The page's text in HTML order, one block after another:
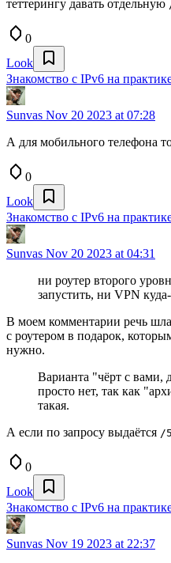
теттерингу давать отдельную
0
Look
Знакомство с IPv6 на
Sunvas Nov 20 2023 at 07:28
А для мобильного телефона
0
Look
Знакомство с IPv6 на
Sunvas Nov 20 2023 at 04:31
ни роутер второго
запустить, ни VPN
В моем комментарии речь
с роутером в подарок,
нужно.
Варианта "чёрт с вами,
просто нет, так как
такая.
А если по запросу выдаётся /
0
Look
Знакомство с IPv6 на
Sunvas Nov 19 2023 at 22:37